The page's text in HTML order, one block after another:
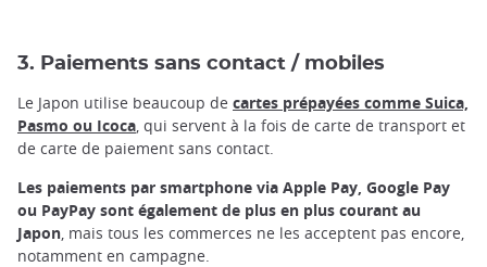
3. Paiements sans contact / mobiles
Le Japon utilise beaucoup de cartes prépayées comme Suica,
Pasmo ou Icoca, qui servent à la fois de carte de transport et
de carte de paiement sans contact.
Les paiements par smartphone via Apple Pay, Google Pay
ou PayPay sont également de plus en plus courant au
Japon , mais tous les commerces ne les acceptent pas encore,
notamment en campagne.